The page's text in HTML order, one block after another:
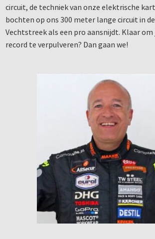
circuit, de techniek van onze elektrische
bochten op ons 300 meter lange circuit in
Vechtstreek als een pro aansnijdt. Klaar
record te verpulveren? Dan gaan we!